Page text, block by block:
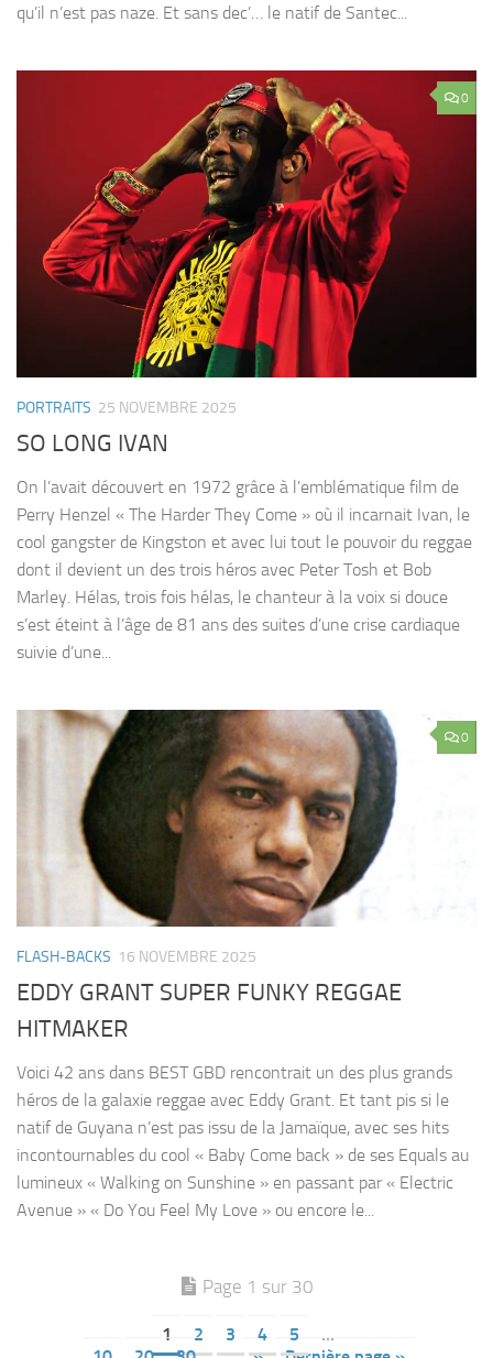
qu’il n’est pas naze. Et sans dec’… le natif de Santec...
0
PORTRAITS 25 NOVEMBRE 2025
SO LONG IVAN
On l’avait découvert en 1972 grâce à l’emblématique film de
Perry Henzel « The Harder They Come » où il incarnait Ivan, le
cool gangster de Kingston et avec lui tout le pouvoir du reggae
dont il devient un des trois héros avec Peter Tosh et Bob
Marley. Hélas, trois fois hélas, le chanteur à la voix si douce
s’est éteint à l’âge de 81 ans des suites d’une crise cardiaque
suivie d’une...
0
FLASH-BACKS 16 NOVEMBRE 2025
EDDY GRANT SUPER FUNKY REGGAE
HITMAKER
Voici 42 ans dans BEST GBD rencontrait un des plus grands
héros de la galaxie reggae avec Eddy Grant. Et tant pis si le
natif de Guyana n’est pas issu de la Jamaïque, avec ses hits
incontournables du cool « Baby Come back » de ses Equals au
lumineux « Walking on Sunshine » en passant par « Electric
Avenue » « Do You Feel My Love » ou encore le...
Page 1 sur 30
1 2 3 4 5
…